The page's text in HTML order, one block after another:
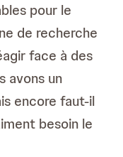
pour le
de recherche
face à des
avons un
encore faut-il
besoin le